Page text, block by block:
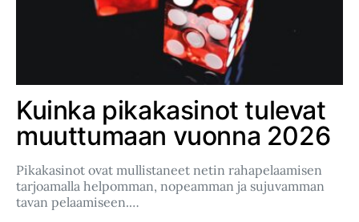
Kuinka pikakasinot tulevat
muuttumaan vuonna 2026
Pikakasinot ovat mullistaneet netin rahapelaamisen
tarjoamalla helpomman, nopeamman ja sujuvamman
tavan pelaamiseen.…